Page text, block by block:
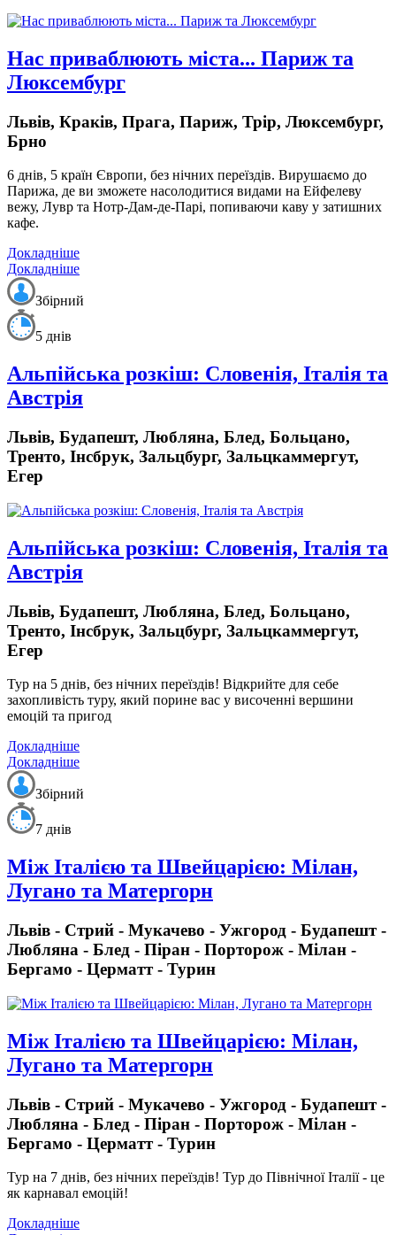
Нас приваблюють міста... Париж та
Люксембург
Львів, Краків, Прага, Париж, Трір, Люксембург,
Брно
6 днів, 5 країн Європи, без нічних переїздів. Вирушаємо до
Парижа, де ви зможете насолодитися видами на Ейфелеву
вежу, Лувр та Нотр-Дам-де-Парі, попиваючи каву у затишних
кафе.
Докладніше
Докладніше
Збірний
5 днів
Альпійська розкіш: Словенія, Італія та
Австрія
Львів, Будапешт, Любляна, Блед, Больцано,
Тренто, Інсбрук, Зальцбург, Зальцкаммергут,
Егер
Альпійська розкіш: Словенія, Італія та
Австрія
Львів, Будапешт, Любляна, Блед, Больцано,
Тренто, Інсбрук, Зальцбург, Зальцкаммергут,
Егер
Тур на 5 днів, без нічних переїздів! Відкрийте для себе
захопливість туру, який порине вас у височенні вершини
емоцій та пригод
Докладніше
Докладніше
Збірний
7 днів
Між Італією та Швейцарією: Мілан,
Лугано та Матергорн
Львів - Стрий - Мукачево - Ужгород - Будапешт -
Любляна - Блед - Піран - Порторож - Мілан -
Бергамо - Церматт - Турин
Між Італією та Швейцарією: Мілан,
Лугано та Матергорн
Львів - Стрий - Мукачево - Ужгород - Будапешт -
Любляна - Блед - Піран - Порторож - Мілан -
Бергамо - Церматт - Турин
Тур на 7 днів, без нічних переїздів! Тур до Північної Італії - це
як карнавал емоцій!
Докладніше